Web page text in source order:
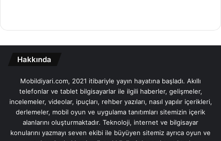
Hakkında
Mobildiyari.com, 2021 itibariyle yayın hayatına başladı. Akıllı
telefonlar ve tablet bilgisayarlar ile ilgili haberler, gelişmeler,
incelemeler, videolar, ipuçları, rehber yazıları, nasıl yapılır içerikleri,
derlemeler, mobil oyun ve uygulama tanıtımları sitemizin içerik
alanlarını oluşturmaktadır. Teknoloji, internet ve bilgisayar
konularını yazmayı seven ekibi ile büyüyen sitemiz ayrıca oyun ve